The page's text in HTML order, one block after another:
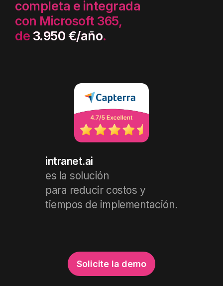
completa e integrada
con Microsoft 365,
de 3.950 €/año.
intranet.ai
es la solución
para reducir costos y
tiempos de implementación.
Solicite la demo